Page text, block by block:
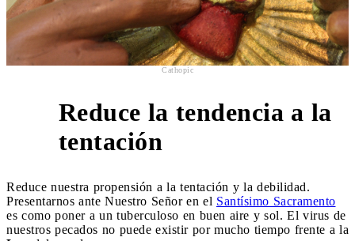
Cathopic
Reduce la tendencia a la
tentación
Reduce nuestra propensión a la tentación y la debilidad.
Presentarnos ante Nuestro Señor en el Santísimo Sacramento
es como poner a un tuberculoso en buen aire y sol. El virus de
nuestros pecados no puede existir por mucho tiempo frente a la